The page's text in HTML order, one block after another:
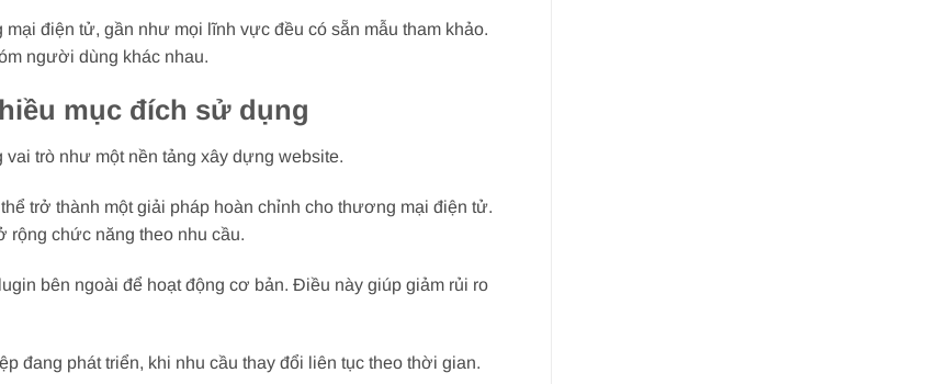
điện tử, gần như mọi lĩnh vực đều có sẵn mẫu tham khảo.
người dùng khác nhau.
mục đích sử dụng
trò như một nền tảng xây dựng website.
trở thành một giải pháp hoàn chỉnh cho thương mại điện tử.
rộng chức năng theo nhu cầu.
bên ngoài để hoạt động cơ bản. Điều này giúp giảm rủi ro
đang phát triển, khi nhu cầu thay đổi liên tục theo thời gian.